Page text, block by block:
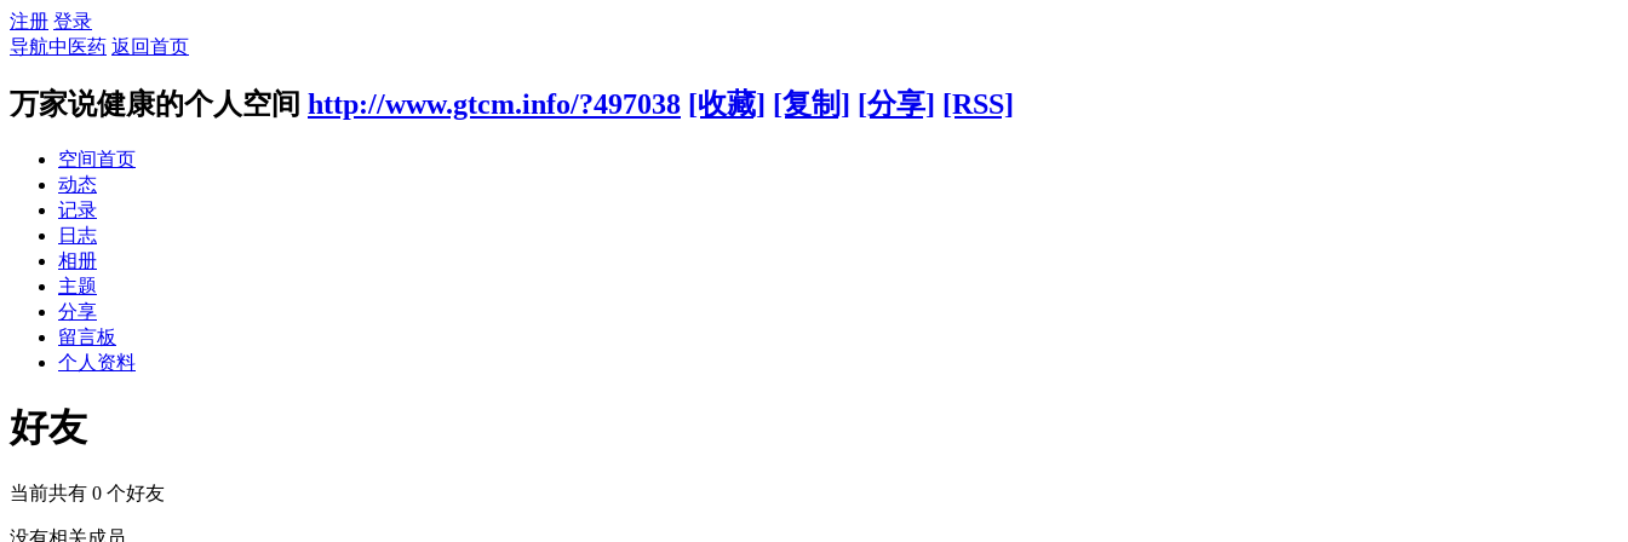
注册 登录
导航中医药 返回首页
万家说健康的个人空间 http://www.gtcm.info/?497038 [收藏] [复制] [分享] [RSS]
空间首页
动态
记录
日志
相册
主题
分享
留言板
个人资料
好友
当前共有 0 个好友
没有相关成员